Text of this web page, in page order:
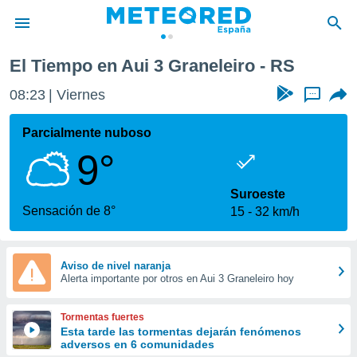
de
por
se
calidad.
a este
las
y
forma
digital
basada
El Tiempo en Aui 3 Graneleiro - RS
08:23 Viernes ...
Parcialmente nuboso
9°
Sensación de 8°
Suroeste
15
32 km/h
Aviso de nivel naranja
Alerta importante por otros en Aui 3 Graneleiro hoy
Tormentas fuertes
Esta tarde las tormentas dejarán fenómenos
adversos en 6 comunidades